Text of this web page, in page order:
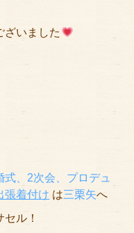
ざいました
、2次会、プロデュ
張着付け は三栗矢へ
ル！